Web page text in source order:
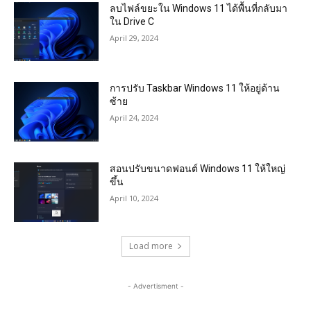
ลบไฟล์ขยะใน Windows 11 ได้พื้นที่กลับมา
ใน Drive C
April 29, 2024
การปรับ Taskbar Windows 11 ให้อยู่ด้าน
ซ้าย
April 24, 2024
สอนปรับขนาดฟอนต์ Windows 11 ให้ใหญ่
ขึ้น
April 10, 2024
Load more
- Advertisment -